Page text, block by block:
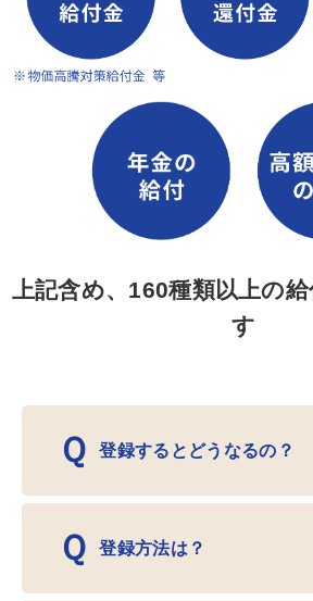
上記含め、160種類以上の
す
Ｑ 登録するとどうなるの？
Ｑ 登録方法は？